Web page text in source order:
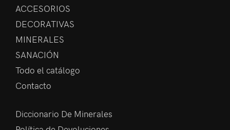
ACCESORIOS
DECORATIVAS
MINERALES
SANACIÓN
Todo el catálogo
Contacto
Diccionario De Minerales